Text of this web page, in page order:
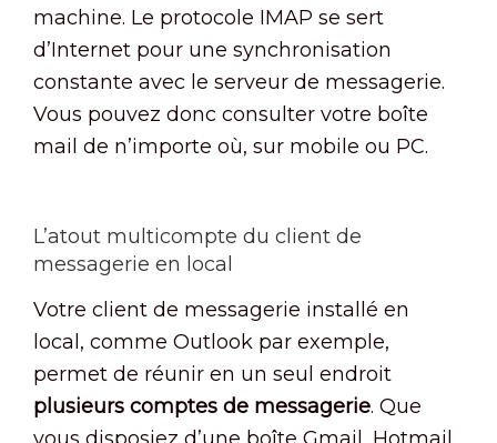
machine. Le protocole IMAP se sert
d’Internet pour une synchronisation
constante avec le serveur de messagerie.
Vous pouvez donc consulter votre boîte
mail de n’importe où, sur mobile ou PC.
L’atout multicompte du client de
messagerie en local
Votre client de messagerie installé en
local, comme Outlook par exemple,
permet de réunir en un seul endroit
plusieurs comptes de messagerie. Que
vous disposiez d’une boîte Gmail, Hotmail,